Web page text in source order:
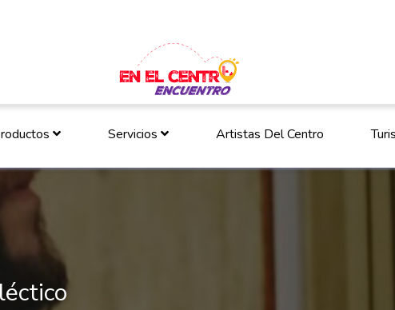
Servicios Artistas Del Centro